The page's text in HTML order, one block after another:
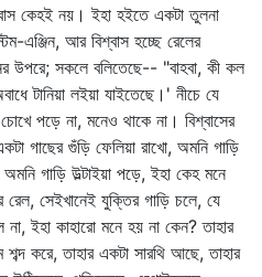
কেহই নয়। ইহা হইতে একটা তুলনা
এঞ্জিন, আর বিশ্বাস হচ্ছে রেলের
উপরে; সকলে বলিতেছে-- "বাহবা, কী কল
টানিয়া লইয়া যাইতেছে।' নীচে যে
পড়ে না, মনেও থাকে না। বিশ্বাসের
গাছের গুঁড়ি ফেলিয়া রাখো, অমনি গাড়ি
অমনি গাড়ি উল্টাইয়া পড়ে, ইহা কেহ মনে
রেল, সেইখানেই যুক্তির গাড়ি চলে, যে
না, ইহা কাহারো মনে হয় না কেন? তাহার
করে, তাহার একটা সারথি আছে, তাহার